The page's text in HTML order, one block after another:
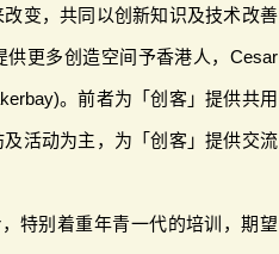
变，共同以创新知识及技术改善
更多创造空间予香港人，Cesar
。前者为「创客」提供共用
活动为主，为「创客」提供交流
特别着重年青一代的培训，期望